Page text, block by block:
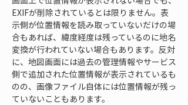
EXIFが削除されているとは限りません。表
示側が位置情報を読み取っていないだけの場
合もあれば、緯度経度は残っているのに地名
変換が行われていない場合もあります。反対
に、地図画面には過去の管理情報やサービス
側で追加された位置情報が表示されているも
のの、画像ファイル自体には位置情報が残っ
ていないこともあります。